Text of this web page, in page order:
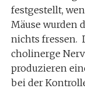
festgestellt,
Mäuse wurden
nichts fressen.
cholinerge
produzieren
bei der